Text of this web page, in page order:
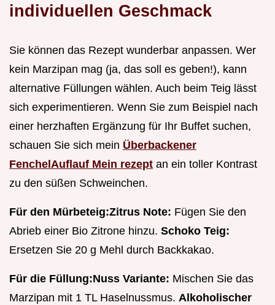
individuellen Geschmack
Sie können das Rezept wunderbar anpassen. Wer
kein Marzipan mag (ja, das soll es geben!), kann
alternative Füllungen wählen. Auch beim Teig lässt
sich experimentieren. Wenn Sie zum Beispiel nach
einer herzhaften Ergänzung für Ihr Buffet suchen,
schauen Sie sich mein Überbackener
FenchelAuflauf Mein rezept an ein toller Kontrast
zu den süßen Schweinchen.
Für den Mürbeteig:Zitrus Note: Fügen Sie den
Abrieb einer Bio Zitrone hinzu. Schoko Teig:
Ersetzen Sie 20 g Mehl durch Backkakao.
Für die Füllung:Nuss Variante: Mischen Sie das
Marzipan mit 1 TL Haselnussmus. Alkoholischer